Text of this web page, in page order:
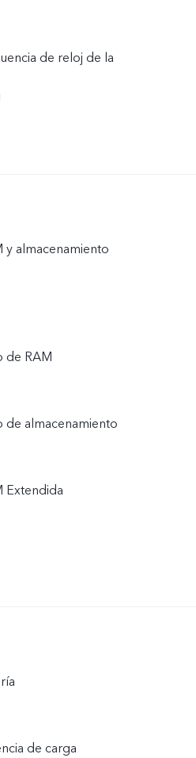
de reloj de la
y almacenamiento
de RAM
de almacenamiento
Extendida
de carga